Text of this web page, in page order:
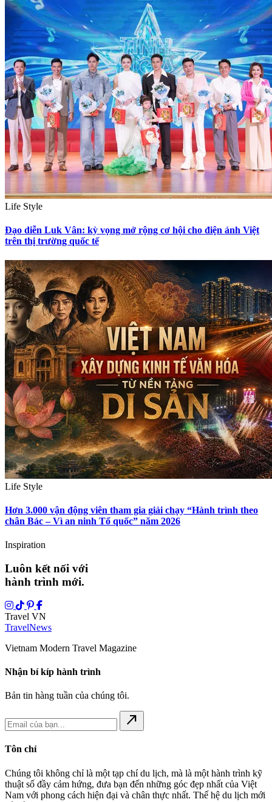
Life Style
Đạo diễn Luk Vân: kỳ vọng mở rộng cơ hội cho điện ảnh Việt
trên thị trường quốc tế
Life Style
Hơn 3.000 vận động viên tham gia giải chạy “Hành trình theo
chân Bác – Vì an ninh Tổ quốc” năm 2026
Inspiration
Luôn kết nối với
hành trình mới.
Travel VN
TravelNews
Vietnam Modern Travel Magazine
Nhận bí kíp hành trình
Bản tin hàng tuần của chúng tôi.
north_east
Tôn chỉ
Chúng tôi không chỉ là một tạp chí du lịch, mà là một hành trình kỹ
thuật số đầy cảm hứng, đưa bạn đến những góc đẹp nhất của Việt
Nam với phong cách hiện đại và chân thực nhất. Thế hệ du lịch mới